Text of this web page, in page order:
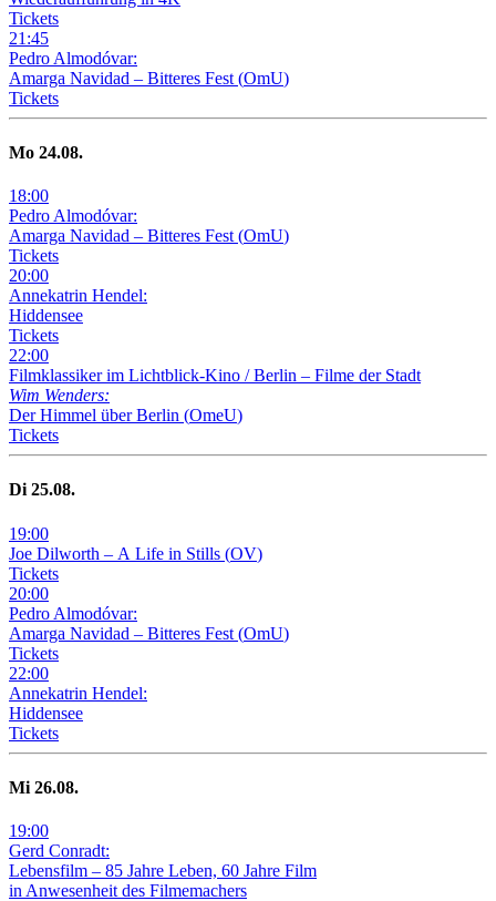
Tickets
21 :45
Pedro Almodóvar:
Amarga Navidad – Bitteres Fest (OmU)
Tickets
Mo 24.08.
18:00
Pedro Almodóvar:
Amarga Navidad – Bitteres Fest (OmU)
Tickets
20:00
Annekatrin Hendel:
Hiddensee
Tickets
22:00
Filmklassiker im Lichtblick-Kino /Berlin – Filme der Stadt
Wim Wenders:
Der Himmel über Berlin (OmeU)
Tickets
Di25.08.
19:00
Joe Dilworth – A Life in Stills (OV)
Tickets
20:00
Pedro Almodóvar:
Amarga Navidad – Bitteres Fest (OmU)
Tickets
22:00
Annekatrin Hendel:
Hiddensee
Tickets
Mi 26.08.
19:00
Gerd Conradt:
Lebensfilm – 85 Jahre Leben, 60 Jahre Film
in Anwesenheit des Filmemachers